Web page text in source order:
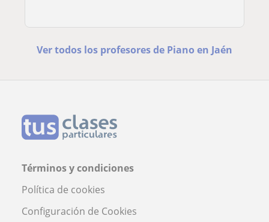
Ver todos los profesores de Piano en Jaén
Términos y condiciones
Política de cookies
Configuración de Cookies